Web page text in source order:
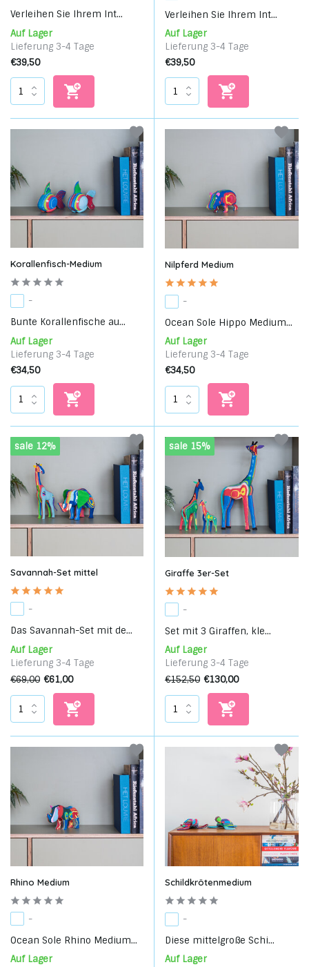
Verleihen Sie Ihrem Int...
Auf Lager
Lieferung 3-4 Tage
€39,50
Verleihen Sie Ihrem Int...
Auf Lager
Lieferung 3-4 Tage
€39,50
Korallenfisch-Medium
-
Bunte Korallenfische au...
Auf Lager
Lieferung 3-4 Tage
€34,50
Nilpferd Medium
-
Ocean Sole Hippo Medium...
Auf Lager
Lieferung 3-4 Tage
€34,50
sale 12%
Savannah-Set mittel
-
Das Savannah-Set mit de...
Auf Lager
Lieferung 3-4 Tage
€69,00 €61,00
sale 15%
Giraffe 3er-Set
-
Set mit 3 Giraffen, kle...
Auf Lager
Lieferung 3-4 Tage
€152,50 €130,00
Rhino Medium
-
Ocean Sole Rhino Medium...
Auf Lager
Schildkrötenmedium
-
Diese mittelgroße Schi...
Auf Lager